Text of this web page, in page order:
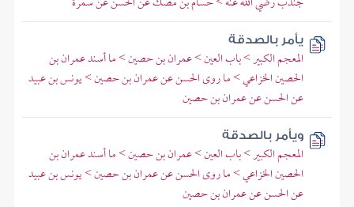
يأمر بالصدقة
المعجم الكبير > باب العين > عمران بن حصين > ما أسند عمران بن
الحصين الخزاعي > ما روى الحسن عن عمران بن حصين > يونس بن عبيد
عن الحسن عن عمران بن حصين
ويأمر بالصدقة
المعجم الكبير > باب العين > عمران بن حصين > ما أسند عمران بن
الحصين الخزاعي > ما روى الحسن عن عمران بن حصين > يونس بن عبيد
عن الحسن عن عمران بن حصين